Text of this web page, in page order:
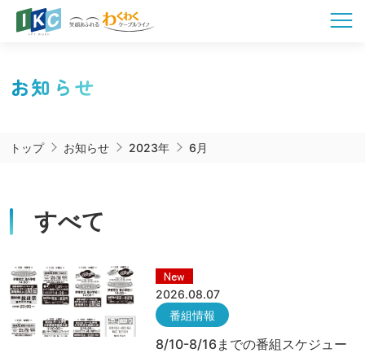
お知らせ
トップ お知らせ 2023年 6月
すべて
New
2026.08.07
番組情報
8/10-8/16までの番組スケジュー